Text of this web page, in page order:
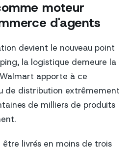
moteur
d'agents
devient le nouveau point
la logistique demeure la
apporte à ce
de distribution extrêmement
de milliers de produits
être livrés en moins de trois